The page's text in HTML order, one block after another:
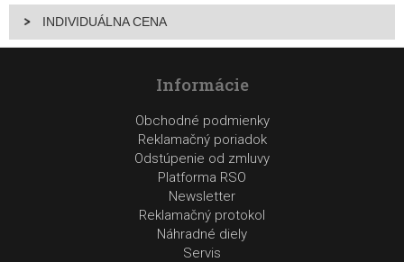
INDIVIDUÁLNA CENA
Informácie
Obchodné podmienky
Reklamačný poriadok
Odstúpenie od zmluvy
Platforma RSO
Newsletter
Reklamačný protokol
Náhradné diely
Servis